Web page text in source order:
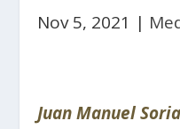
Nov 5, 2021 |
Juan Manuel